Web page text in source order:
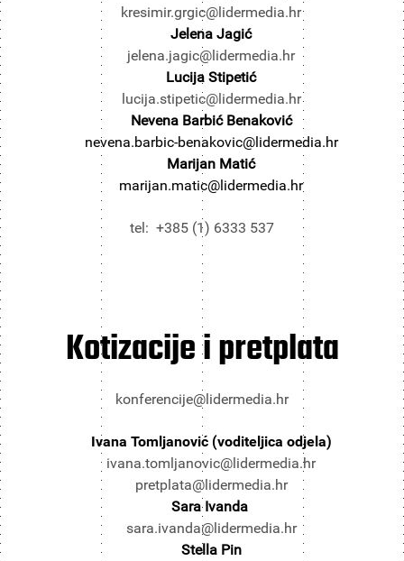
kresimir.grgic@lidermedia.hr
Jelena Jagić
jelena.jagic@lidermedia.hr
Lucija Stipetić
lucija.stipetic@lidermedia.hr
Nevena Barbić Benaković
nevena.barbic-benakovic@lidermedia.hr
Marijan Matić
marijan.matic@lidermedia.hr
tel: +385 (1) 6333 537
Kotizacije i pretplata
konferencije@lidermedia.hr
Ivana Tomljanović (voditeljica odjela)
ivana.tomljanovic@lidermedia.hr
pretplata@lidermedia.hr
Sara Ivanda
sara.ivanda@lidermedia.hr
Stella Pin